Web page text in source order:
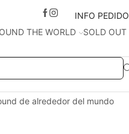
INFO PEDIDO
THE WORLD
SOLD OUT
de alrededor del mundo